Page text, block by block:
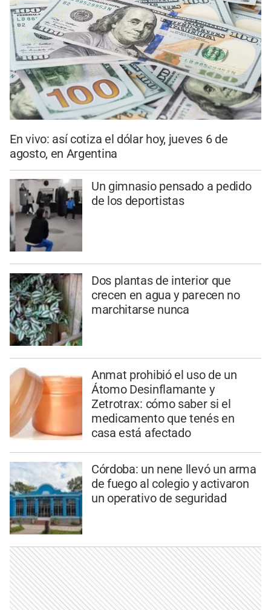
En vivo: así cotiza el dólar hoy, jueves 6 de
agosto, en Argentina
Un gimnasio pensado a pedido
de los deportistas
Dos plantas de interior que
crecen en agua y parecen no
marchitarse nunca
Anmat prohibió el uso de un
Átomo Desinflamante y
Zetrotrax: cómo saber si el
medicamento que tenés en
casa está afectado
Córdoba: un nene llevó un arma
de fuego al colegio y activaron
un operativo de seguridad